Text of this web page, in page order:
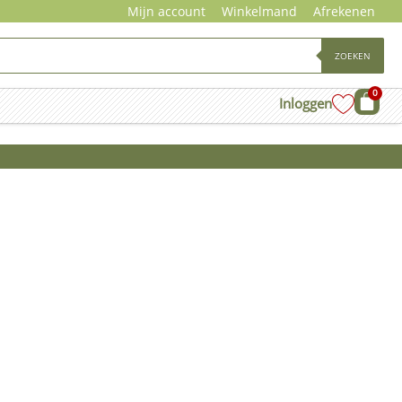
Mijn account Winkelmand Afrekenen
ZOEKEN
Inloggen
0